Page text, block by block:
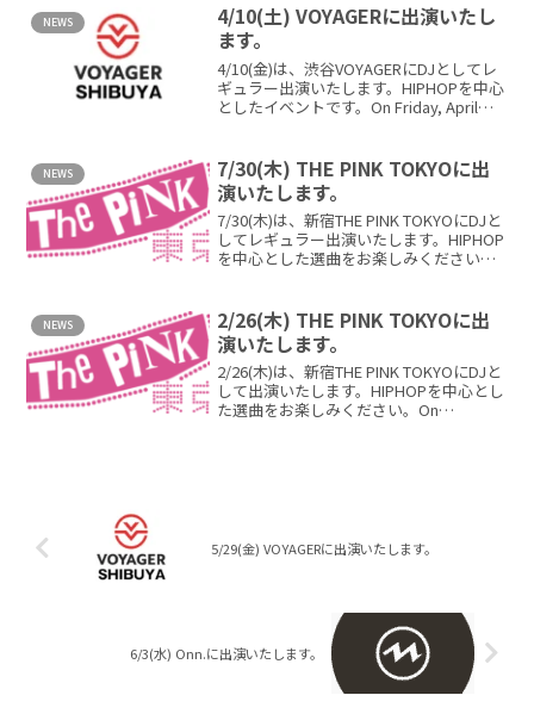
NEWS
4/10(土) VOYAGERに出演いたし
ます。
4/10(金)は、渋谷VOYAGERにDJとしてレ
ギュラー出演いたします。HIPHOPを中心
としたイベントです。On Friday, April
NEWS
7/30(木) THE PINK TOKYOに出
演いたします。
7/30(木)は、新宿THE PINK TOKYOにDJと
してレギュラー出演いたします。HIPHOP
を中心とした選曲をお楽しみください。
NEWS
2/26(木) THE PINK TOKYOに出
演いたします。
2/26(木)は、新宿THE PINK TOKYOにDJと
して出演いたします。HIPHOPを中心とし
た選曲をお楽しみください。On
5/29(金) VOYAGERに出演いたします。
6/3(水) Onn.に出演いたします。